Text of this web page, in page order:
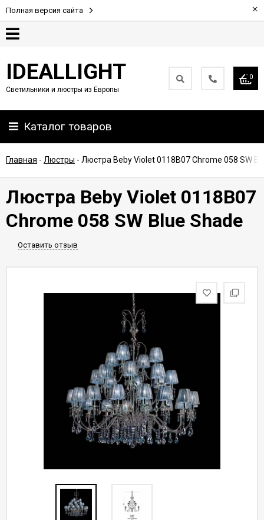
Полная версия сайта ×
Партнерам
Доставка
IDEALLIGHT
Светильники и люстры из Европы
0
Каталог товаров
Главная - Люстры - Люстра Beby Violet 0118B07 Chrome 058 SW
Люстра Beby Violet 0118B07
Chrome 058 SW Blue Shade
Оставить отзыв